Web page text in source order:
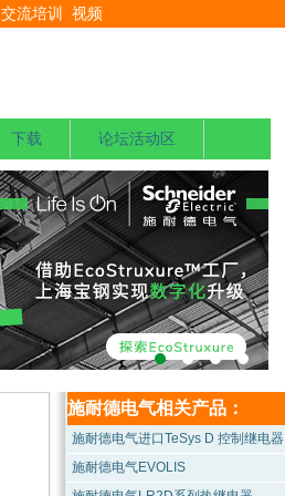
交流培训 视频
下载 论坛活动区
施耐德电气相关产品：
施耐德电气进口TeSys D 控制继电器
施耐德电气EVOLIS